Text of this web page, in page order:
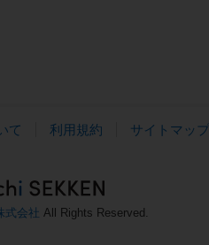
て 利用規約 サイトマップ
式会社 All Rights Reserved.